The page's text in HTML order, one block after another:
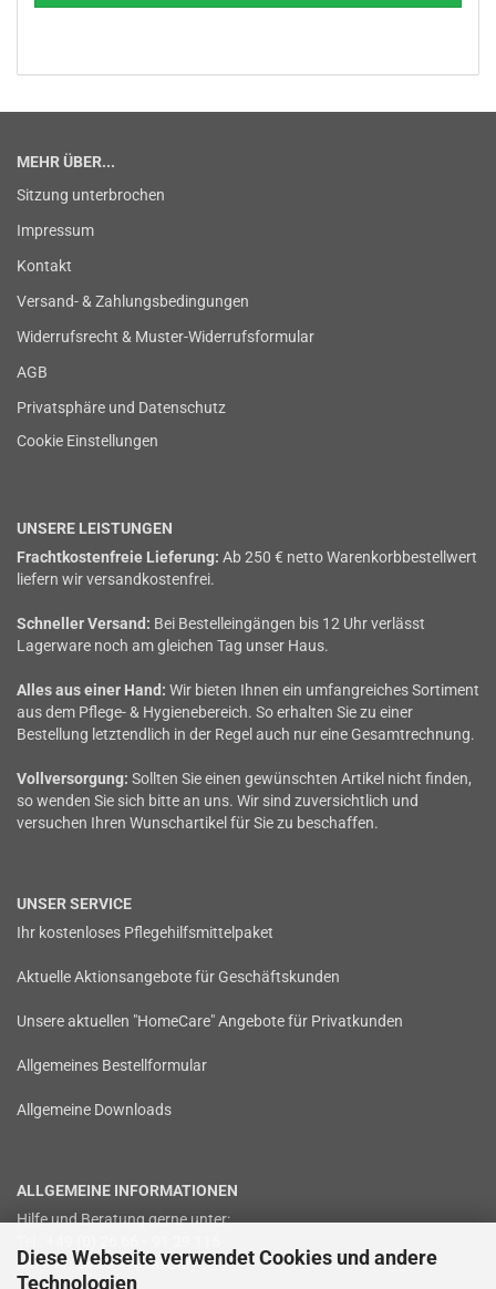
Diese Webseite verwendet Cookies und andere
Technologien
MEHR ÜBER...
Sitzung unterbrochen
Impressum
Kontakt
Versand- & Zahlungsbedingungen
Widerrufsrecht & Muster-Widerrufsformular
AGB
Privatsphäre und Datenschutz
Cookie Einstellungen
UNSERE LEISTUNGEN
Frachtkostenfreie Lieferung: Ab 250 € netto Warenkorbbestellwert
liefern wir versandkostenfrei.
Schneller Versand: Bei Bestelleingängen bis 12 Uhr verlässt
Lagerware noch am gleichen Tag unser Haus.
Alles aus einer Hand: Wir bieten Ihnen ein umfangreiches Sortiment
aus dem Pflege- & Hygienebereich. So erhalten Sie zu einer
Bestellung letztendlich in der Regel auch nur eine Gesamtrechnung.
Vollversorgung: Sollten Sie einen gewünschten Artikel nicht finden,
so wenden Sie sich bitte an uns. Wir sind zuversichtlich und
versuchen Ihren Wunschartikel für Sie zu beschaffen.
UNSER SERVICE
Ihr kostenloses Pflegehilfsmittelpaket
Aktuelle Aktionsangebote für Geschäftskunden
Unsere aktuellen "HomeCare" Angebote für Privatkunden
Allgemeines Bestellformular
Allgemeine Downloads
ALLGEMEINE INFORMATIONEN
Hilfe und Beratung gerne unter:
Mo. - Fr. 08:00 - 16:00 Uhr